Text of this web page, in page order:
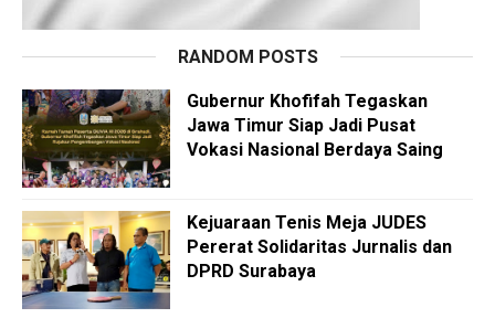
RANDOM POSTS
Gubernur Khofifah Tegaskan
Jawa Timur Siap Jadi Pusat
Vokasi Nasional Berdaya Saing
Kejuaraan Tenis Meja JUDES
Pererat Solidaritas Jurnalis dan
DPRD Surabaya